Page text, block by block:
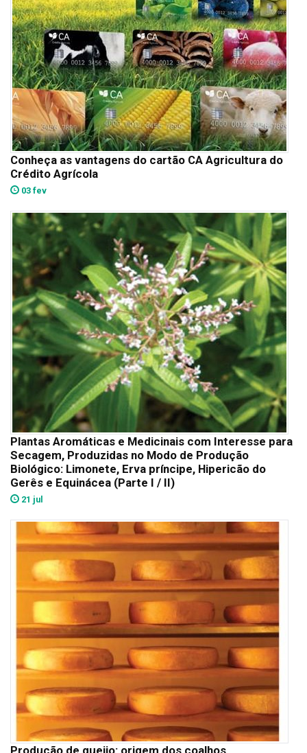
Conheça as vantagens do cartão CA Agricultura do
Crédito Agrícola
03 fev
Plantas Aromáticas e Medicinais com Interesse para
Secagem, Produzidas no Modo de Produção
Biológico: Limonete, Erva príncipe, Hipericão do
Gerês e Equinácea (Parte I / II)
21 jul
Produção de queijo: origem dos coalhos